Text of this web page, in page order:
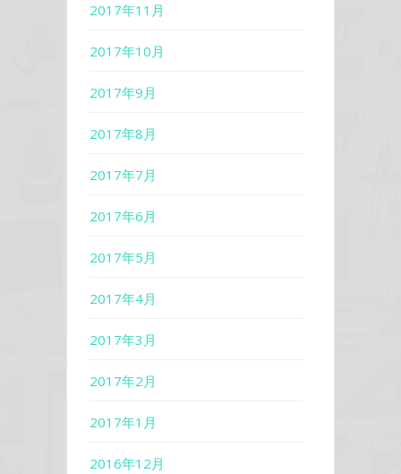
2017年11月
2017年10月
2017年9月
2017年8月
2017年7月
2017年6月
2017年5月
2017年4月
2017年3月
2017年2月
2017年1月
2016年12月